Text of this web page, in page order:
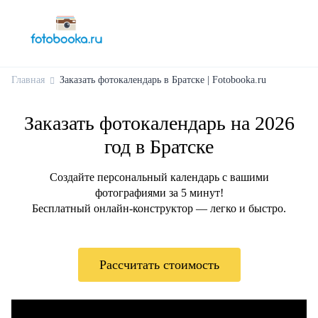
Главная Заказать фотокалендарь в Братске | Fotobooka.ru
Заказать фотокалендарь на 2026
год в Братске
Создайте персональный календарь с вашими
фотографиями за 5 минут!
Бесплатный онлайн-конструктор — легко и быстро.
Рассчитать стоимость